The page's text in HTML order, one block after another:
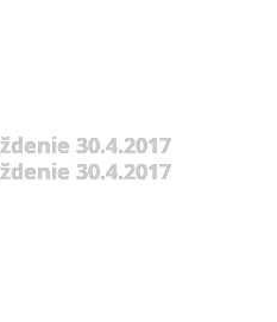
30.4.2017
30.4.2017